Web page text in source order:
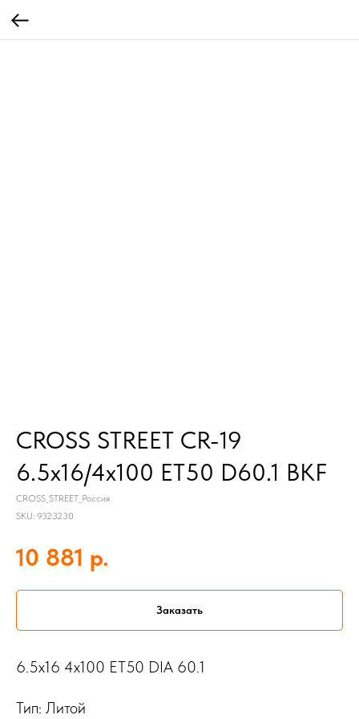
CROSS STREET CR-19
6.5x16/4x100 ET50 D60.1 BKF
CROSS_STREET_Россия
SKU: 9323230
10 881 р.
Заказать
6.5x16 4x100 ET50 DIA 60.1
Тип: Литой